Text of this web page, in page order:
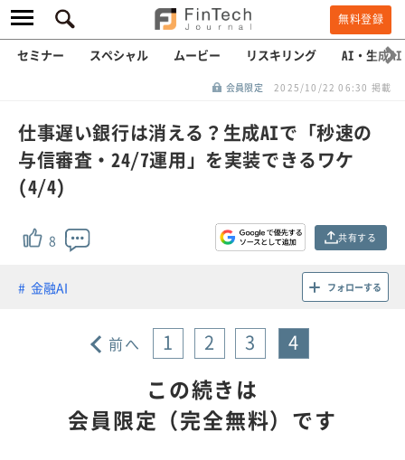
無料登録
セミナー スペシャル ムービー リスキリング AI・生成AI
会員限定 2025/10/22 06:30 掲載
仕事遅い銀行は消える？生成AIで「秒速の
与信審査・24/7運用」を実装できるワケ
(4/4)
8 共有する
金融AI フォローする
前へ 1 2 3 4
この続きは
会員限定（完全無料）です